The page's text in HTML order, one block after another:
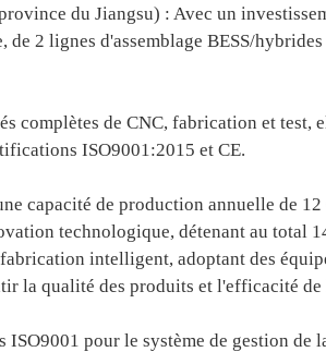
du Jiangsu) : Avec un
2 lignes d'assemblage BESS/
complètes de CNC, fabrication et
ISO9001:2015 et CE.
capacité de production annuelle de
technologique, détenant au total
intelligent, adoptant des
la qualité des produits et l'efficacité
pour le système de gestion de